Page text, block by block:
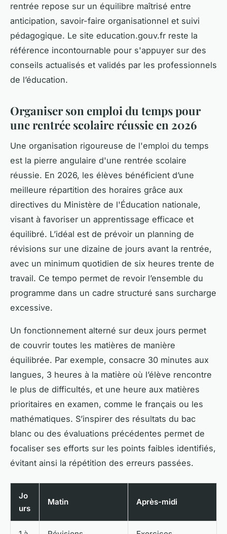
rentrée repose sur un équilibre maîtrisé entre
anticipation, savoir-faire organisationnel et suivi
pédagogique. Le site education.gouv.fr reste la
référence incontournable pour s'appuyer sur des
conseils actualisés et validés par les professionnels
de l’éducation.
Organiser son emploi du temps pour
une rentrée scolaire réussie en 2026
Une organisation rigoureuse de l'emploi du temps
est la pierre angulaire d'une rentrée scolaire
réussie. En 2026, les élèves bénéficient d’une
meilleure répartition des horaires grâce aux
directives du Ministère de l'Éducation nationale,
visant à favoriser un apprentissage efficace et
équilibré. L’idéal est de prévoir un planning de
révisions sur une dizaine de jours avant la rentrée,
avec un minimum quotidien de six heures trente de
travail. Ce tempo permet de revoir l’ensemble du
programme dans un cadre structuré sans surcharge
excessive.
Un fonctionnement alterné sur deux jours permet
de couvrir toutes les matières de manière
équilibrée. Par exemple, consacre 30 minutes aux
langues, 3 heures à la matière où l’élève rencontre
le plus de difficultés, et une heure aux matières
prioritaires en examen, comme le français ou les
mathématiques. S’inspirer des résultats du bac
blanc ou des évaluations précédentes permet de
focaliser ses efforts sur les points faibles identifiés,
évitant ainsi la répétition des erreurs passées.
Jo
urs
Matin Après-midi